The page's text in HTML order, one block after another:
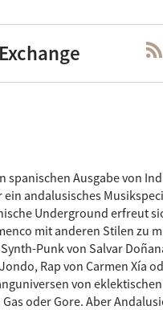
spanischen Ausgabe von
ein andalusisches
Underground erfreut
mit anderen Stilen zu
Punk von Salvar
Rap von Carmen Xía
von
oder Gore. Aber